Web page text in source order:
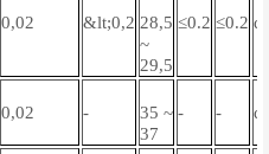
0,02 &lt;0,2 28,5
~
29,5
≤0.2 ≤0.2
0,02 -
35 ~
37
- -